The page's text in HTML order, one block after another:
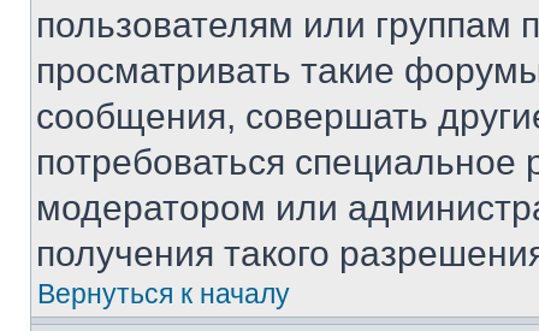
пользователям или группам
просматривать такие
сообщения, совершать
потребоваться
модератором или
получения такого
Вернуться к началу